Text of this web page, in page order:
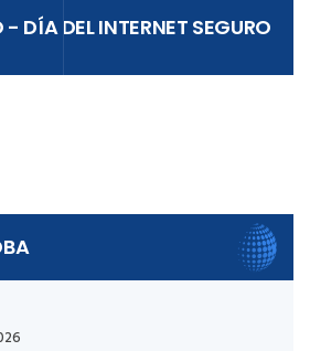
- DÍA DEL INTERNET SEGURO